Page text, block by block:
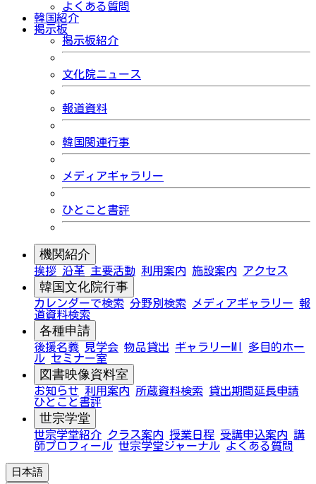
よくある質問
韓国紹介
掲示板
掲示板紹介
文化院ニュース
報道資料
韓国関連行事
メディアギャラリー
ひとこと書評
機関紹介
挨拶 沿革 主要活動 利用案内 施設案内 アクセス
韓国文化院行事
カレンダーで検索 分野別検索 メディアギャラリー 報
道資料検索
各種申請
後援名義 見学会 物品貸出 ギャラリーMI
多目的ホー
ル セミナー室
図書映像資料室
お知らせ 利用案内 所蔵資料検索
貸出期間延長申請
ひとこと書評
世宗学堂
世宗学堂紹介 クラス案内 授業日程 受講申込案内 講
師プロフィール 世宗学堂ジャーナル よくある質問
日本語